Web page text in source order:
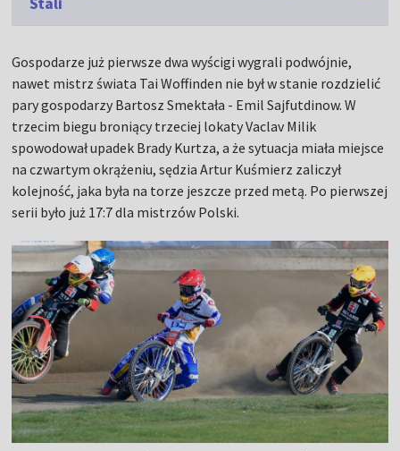
Gospodarze już pierwsze dwa wyścigi wygrali podwójnie,
nawet mistrz świata Tai Woffinden nie był w stanie rozdzielić
pary gospodarzy Bartosz Smektała - Emil Sajfutdinow. W
trzecim biegu broniący trzeciej lokaty Vaclav Milik
spowodował upadek Brady Kurtza, a że sytuacja miała miejsce
na czwartym okrążeniu, sędzia Artur Kuśmierz zaliczył
kolejność, jaka była na torze jeszcze przed metą. Po pierwszej
serii było już 17:7 dla mistrzów Polski.